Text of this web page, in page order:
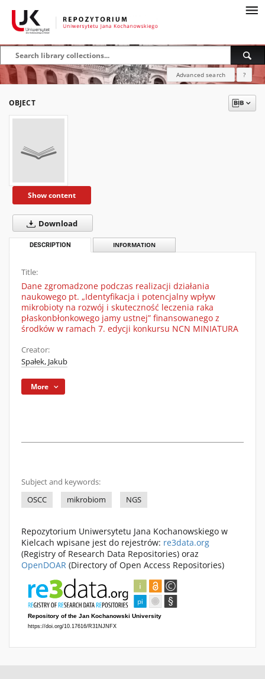
Advanced search ?
OBJECT
Show content
Download
DESCRIPTION INFORMATION
Title:
Dane zgromadzone podczas realizacji działania
naukowego pt. „Identyfikacja i potencjalny wpływ
mikrobioty na rozwój i skuteczność leczenia raka
płaskonbłonkowego jamy ustnej” finansowanego z
środków w ramach 7. edycji konkursu NCN MINIATURA
Creator:
Spałek, Jakub
More
Subject and keywords:
OSCC
mikrobiom NGS
Repozytorium Uniwersytetu Jana Kochanowskiego w
Kielcach wpisane jest do rejestrów: re3data.org
(Registry of Research Data Repositories) oraz
OpenDOAR (Directory of Open Access Repositories)